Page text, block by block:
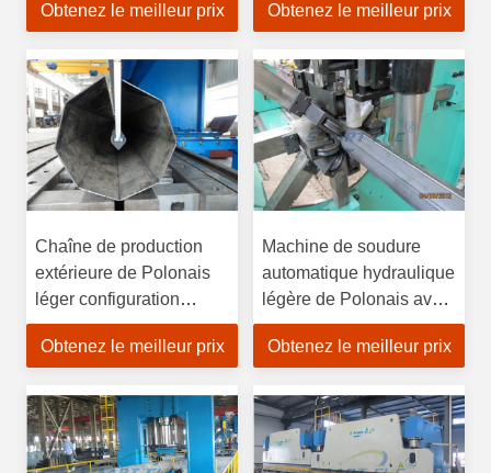
numérique par
Obtenez le meilleur prix
soudure rapide
Obtenez le meilleur prix
Chaîne de production
extérieure de Polonais
léger configuration
économique
professionnelle
Obtenez le meilleur prix
Machine de soudure
automatique hydraulique
légère de Polonais avec
le moteur réglable de
vitesse
Obtenez le meilleur prix